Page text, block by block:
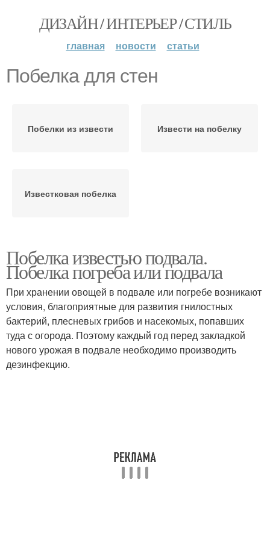
ДИЗАЙН / ИНТЕРЬЕР / СТИЛЬ
главная новости статьи
Побелка для стен
Побелки из извести Извести на побелку
Известковая побелка
Побелка известью подвала.
Побелка погреба или подвала
При хранении овощей в подвале или погребе возникают
условия, благоприятные для развития гнилостных
бактерий, плесневых грибов и насекомых, попавших
туда с огорода. Поэтому каждый год перед закладкой
нового урожая в подвале необходимо производить
дезинфекцию.